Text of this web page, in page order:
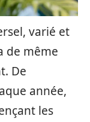
varié et
de même
De
année,
les